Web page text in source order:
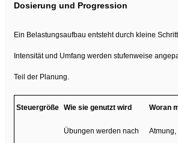
Dosierung und Progression
Ein Belastungsaufbau entsteht durch kleine
Intensität und Umfang werden stufenweise
Teil der Planung.
Steuergröße Wie sie genutzt wird Woran
Übungen werden nach Atmung,